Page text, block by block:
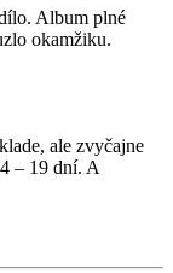
Album plné
okamžiku.
ale zvyčajne
– 19 dní. A